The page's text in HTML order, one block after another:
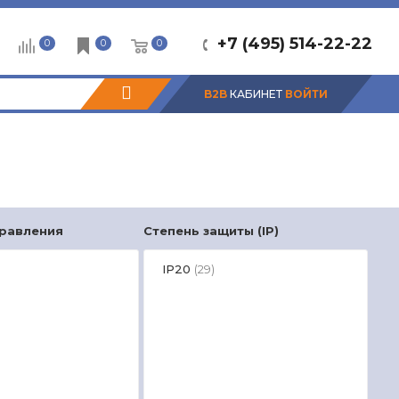
+7 (495) 514-22-22
0 0 0
B2B КАБИНЕТ ВОЙТИ
Степень защиты (IP)
IP20 (29)